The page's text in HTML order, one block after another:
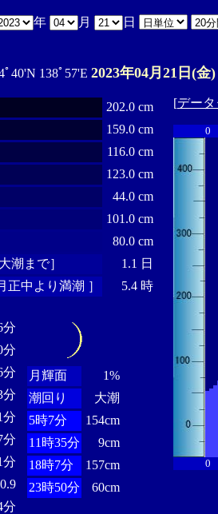
年 月 日
ﾟ40'N 138ﾟ57'E 2023年04月21日(金)
202.0 cm
159.0 cm
116.0 cm
123.0 cm
44.0 cm
101.0 cm
80.0 cm
潮まで］
1.1 日
正中より満潮 ］
5.4 時
分
分
分
分
分
分
分
0.9
分
月輝面
1%
潮回り
大潮
5時7分
154cm
11時35分
9cm
18時7分
157cm
23時50分
60cm
[デー
0
0